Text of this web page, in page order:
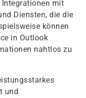
Integrationen mit
Diensten, die die
können
in Outlook
nahtlos zu
und